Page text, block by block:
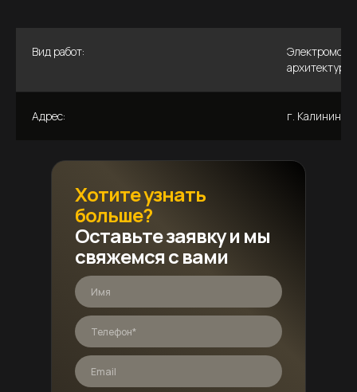
Вид работ:
Адрес: г.
Хотите узнать
больше?
Оставьте заявку и мы
свяжемся с вами